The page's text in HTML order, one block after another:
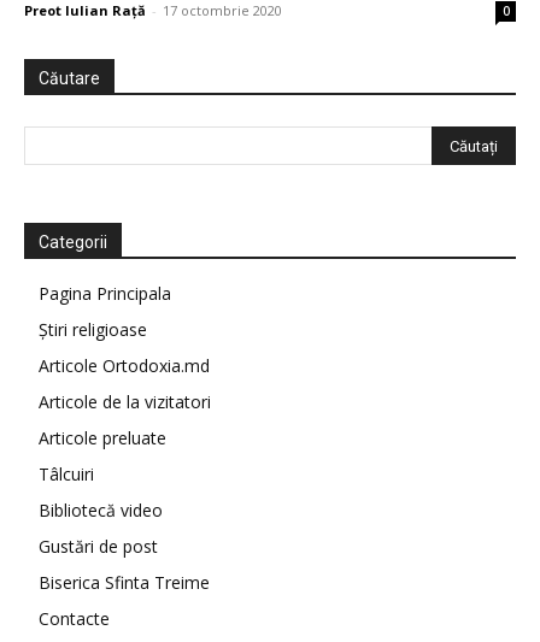
Preot Iulian Raţă - 17 octombrie 2020 0
Căutare
Categorii
Pagina Principala
Știri religioase
Articole Ortodoxia.md
Articole de la vizitatori
Articole preluate
Tâlcuiri
Bibliotecă video
Gustări de post
Biserica Sfinta Treime
Contacte